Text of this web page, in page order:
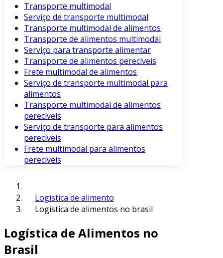
Transporte multimodal
Serviço de transporte multimodal
Transporte multimodal de alimentos
Transporte de alimentos multimodal
Serviço para transporte alimentar
Transporte de alimentos perecíveis
Frete multimodal de alimentos
Serviço de transporte multimodal para
alimentos
Transporte multimodal de alimentos
perecíveis
Serviço de transporte para alimentos
perecíveis
Frete multimodal para alimentos
perecíveis
Logística de alimento
Logística de alimentos no brasil
Logística de Alimentos no
Brasil